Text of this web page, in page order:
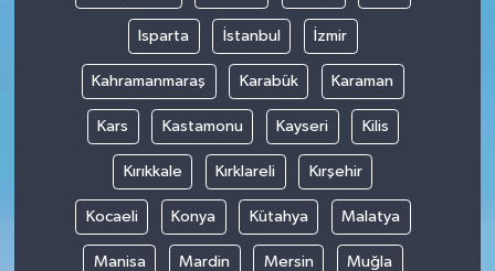
Isparta İstanbul İzmir
Kahramanmaraş Karabük Karaman
Kars Kastamonu Kayseri Kilis
Kırıkkale Kırklareli Kırşehir
Kocaeli Konya Kütahya Malatya
Manisa Mardin Mersin Muğla